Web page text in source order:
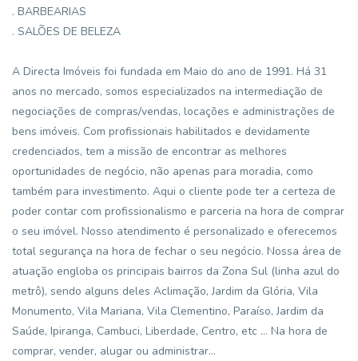
. BARBEARIAS
. SALÕES DE BELEZA
A Directa Imóveis foi fundada em Maio do ano de 1991. Há 31
anos no mercado, somos especializados na intermediação de
negociações de compras/vendas, locações e administrações de
bens imóveis. Com profissionais habilitados e devidamente
credenciados, tem a missão de encontrar as melhores
oportunidades de negócio, não apenas para moradia, como
também para investimento. Aqui o cliente pode ter a certeza de
poder contar com profissionalismo e parceria na hora de comprar
o seu imóvel. Nosso atendimento é personalizado e oferecemos
total segurança na hora de fechar o seu negócio. Nossa área de
atuação engloba os principais bairros da Zona Sul (linha azul do
metrô), sendo alguns deles Aclimação, Jardim da Glória, Vila
Monumento, Vila Mariana, Vila Clementino, Paraíso, Jardim da
Saúde, Ipiranga, Cambuci, Liberdade, Centro, etc ... Na hora de
comprar, vender, alugar ou administrar...